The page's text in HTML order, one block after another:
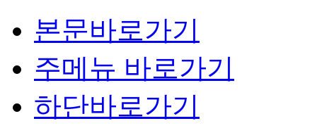
본문바로가기
주메뉴 바로가기
하단바로가기